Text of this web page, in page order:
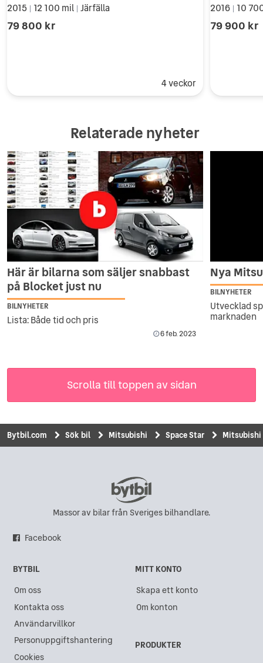
2015 12 100 mil Järfälla
79 800 kr
4 veckor
2016 10
79 900 kr
Relaterade nyheter
Här är bilarna som säljer snabbast
på Blocket just nu
BILNYHETER
Lista: Både tid och pris
6 feb. 2023
Nya
BILNYHETER
Utvecklad
marknaden
Scrolla till toppen av sidan
Bytbil.com Sök bil Mitsubishi Space Star Mitsubishi
Massor av bilar från Sveriges bilhandlare.
Facebook
BYTBIL
Om oss
Kontakta oss
Användarvillkor
Personuppgiftshantering
Cookies
MITT KONTO
Skapa ett konto
Om konton
PRODUKTER